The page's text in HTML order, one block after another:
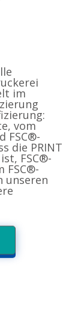
im
vom
FSC®-
die PRINT
FSC®-
FSC®-
unseren